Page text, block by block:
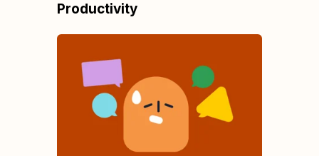
Productivity